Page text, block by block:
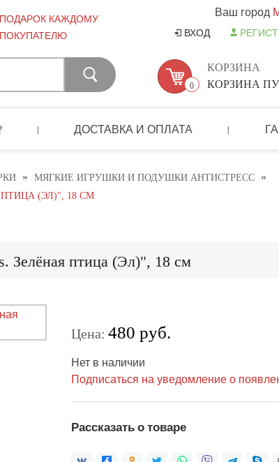
ПОДАРОК КАЖДОМУ
ПОКУПАТЕЛЮ
Ваш город
ВХОД
0
КОРЗИНА
КОРЗИНА
| ДОСТАВКА И ОПЛАТА |
» МЯГКИЕ ИГРУШКИ И ПОДУШКИ АНТИСТРЕСС »
(ЭЛ)", 18 СМ
Зелёная птица (Эл)", 18 см
Цена: 480 руб.
Нет в наличии
Подписаться на уведомление о
Рассказать о товаре